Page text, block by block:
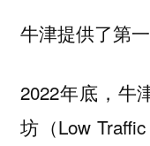
牛津提供了第一
2022年底，牛
坊（Low